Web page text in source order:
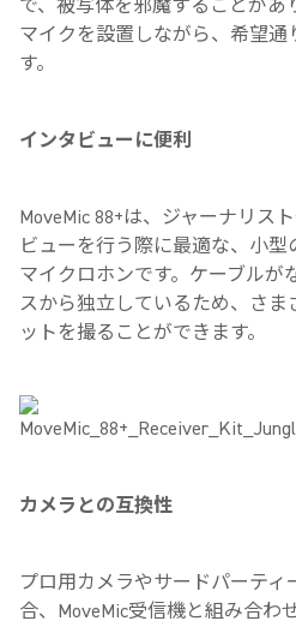
で、被写体を邪魔することが
マイクを設置しながら、希望
す。
インタビューに便利
MoveMic 88+は、ジャーナリス
ビューを行う際に最適な、小
マイクロホンです。ケーブルが
スから独立しているため、さ
ットを撮ることができます。
カメラとの互換性
プロ用カメラやサードパーテ
合、MoveMic受信機と組み合わ